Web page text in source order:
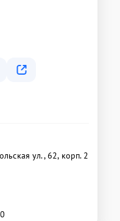
ул., 62, корп. 2